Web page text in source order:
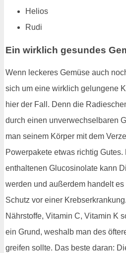
Helios
Rudi
Ein wirklich gesundes
Wenn leckeres Gemüse auch
sich um eine wirklich gelungene
hier der Fall. Denn die
durch einen unverwechselbaren
man seinem Körper mit dem
Powerpakete etwas richtig
enthaltenen Glucosinolate kann
werden und außerdem handelt
Schutz vor einer
Nährstoffe, Vitamin C, Vitamin K
ein Grund, weshalb man des
greifen sollte. Das beste daran: